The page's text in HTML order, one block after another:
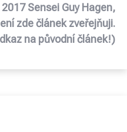
Sensei Guy Hagen,
zde článek zveřejňuji.
na původní článek!)